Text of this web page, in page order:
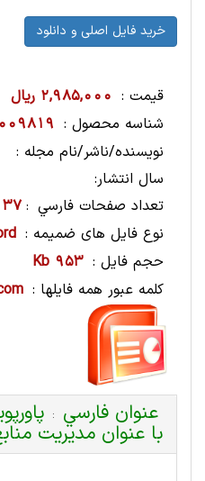
قیمت : 2,985,000 ریال
شناسه محصول :
نویسنده/ناشر/نام مجله :
سال انتشار:
تعداد صفحات فارسي :
37
نوع فایل های ضمیمه :
حجم فایل : 953 Kb
کلمه عبور همه فایلها :
عنوان فارسي :
با عنوان مدیریت